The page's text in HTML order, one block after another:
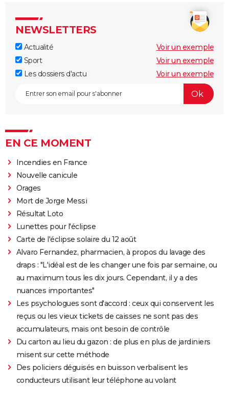
NEWSLETTERS
Actualité
Voir un exemple
Sport
Voir un exemple
Les dossiers d'actu
Voir un exemple
EN CE MOMENT
Incendies en France
Nouvelle canicule
Orages
Mort de Jorge Messi
Résultat Loto
Lunettes pour l'éclipse
Carte de l'éclipse solaire du 12 août
Alvaro Fernandez, pharmacien, à propos du lavage des
draps : "L'idéal est de les changer une fois par semaine, ou
au maximum tous les dix jours. Cependant, il y a des
nuances importantes"
Les psychologues sont d'accord : ceux qui conservent les
reçus ou les vieux tickets de caisses ne sont pas des
accumulateurs, mais ont besoin de contrôle
Du carton au lieu du gazon : de plus en plus de jardiniers
misent sur cette méthode
Des policiers déguisés en buisson verbalisent les
conducteurs utilisant leur téléphone au volant